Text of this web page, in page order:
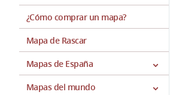
¿Cómo comprar un mapa?
Mapa de Rascar
Mapas de España
Mapas del mundo